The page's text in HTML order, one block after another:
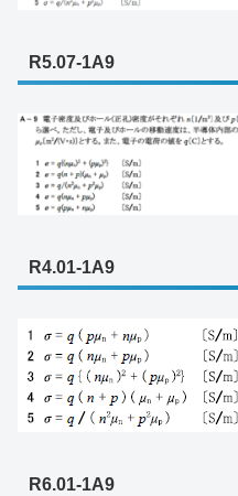
R5.07-1A9
R4.01-1A9
R6.01-1A9